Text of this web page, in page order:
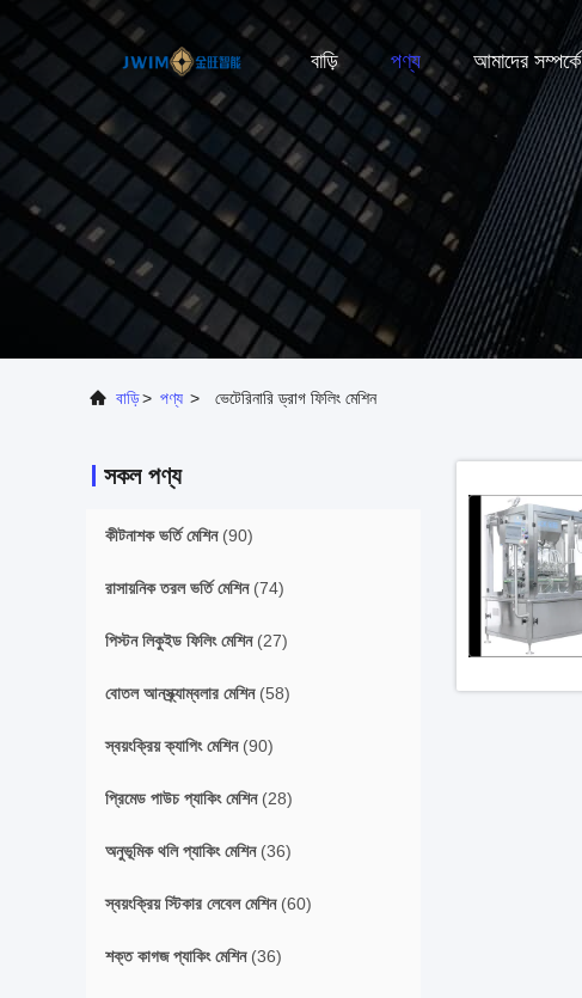
বাড়ি পণ্য আমাদের সম্পর্কে
বাড়ি> পণ্য > ভেটেরিনারি ড্রাগ ফিলিং মেশিন
সকল পণ্য
কীটনাশক ভর্তি মেশিন(90)
রাসায়নিক তরল ভর্তি মেশিন(74)
পিস্টন লিকুইড ফিলিং মেশিন(27)
বোতল আনস্ক্র্যাম্বলার মেশিন(58)
স্বয়ংক্রিয় ক্যাপিং মেশিন(90)
প্রিমেড পাউচ প্যাকিং মেশিন(28)
অনুভূমিক থলি প্যাকিং মেশিন(36)
স্বয়ংক্রিয় স্টিকার লেবেল মেশিন(60)
শক্ত কাগজ প্যাকিং মেশিন(36)